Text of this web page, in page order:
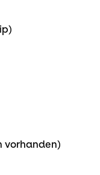
vorhanden)